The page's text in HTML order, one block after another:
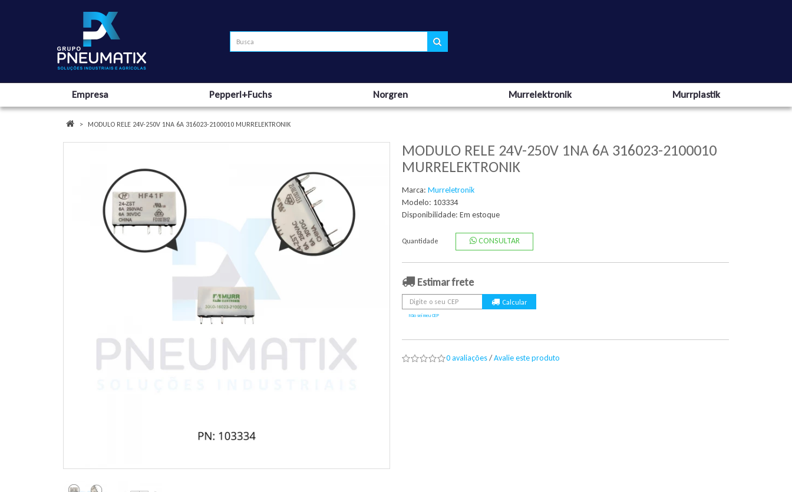
Empresa Pepperl+Fuchs Norgren Murrelektronik Murrplastik
MODULO RELE 24V-250V 1NA 6A 316023-2100010 MURRELEKTRONIK
MODULO RELE 24V-250V 1NA 6A 316023-2100010
MURRELEKTRONIK
Marca: Murreletronik
Modelo: 103334
Disponibilidade: Em estoque
Quantidade CONSULTAR
Estimar frete
Não sei meu CEP
0 avaliações/Avalie este produto